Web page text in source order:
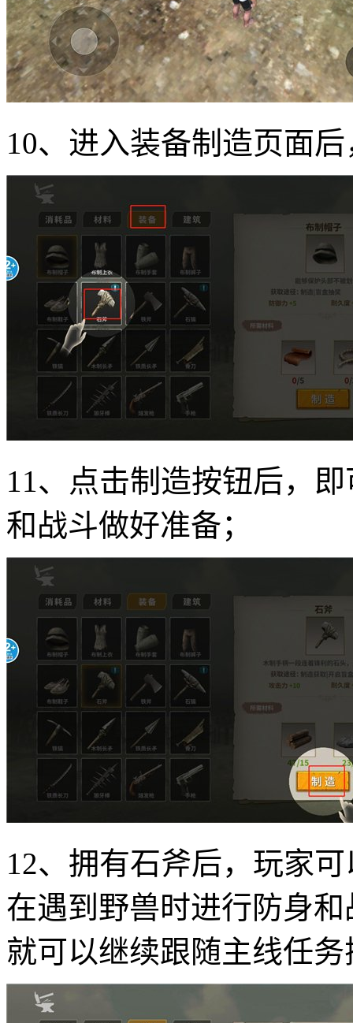
10、进入装备制造页面
11、点击制造按钮后，
和战斗做好准备；
12、拥有石斧后，玩家
在遇到野兽时进行防身
就可以继续跟随主线任